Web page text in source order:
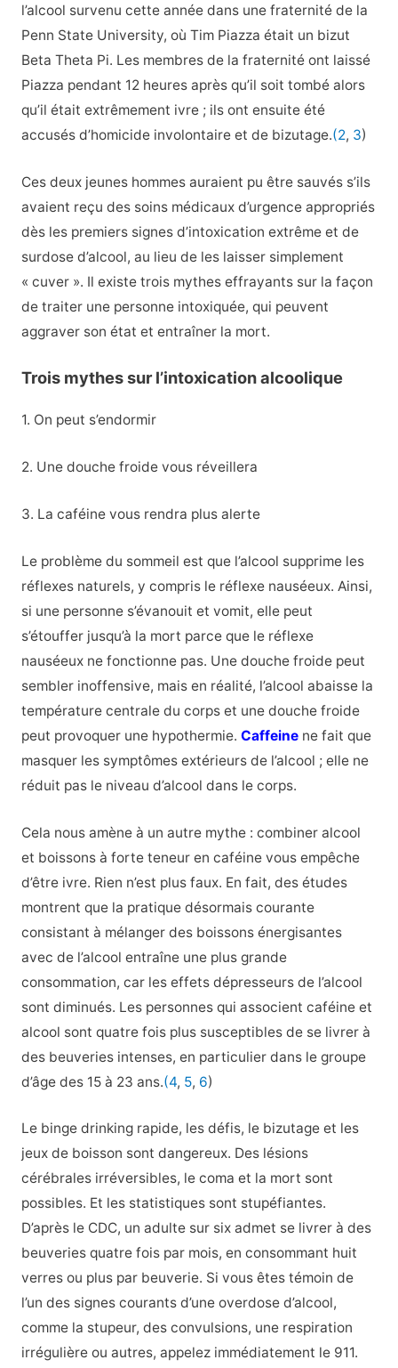
l’alcool survenu cette année dans une fraternité de la
Penn State University, où Tim Piazza était un bizut
Beta Theta Pi. Les membres de la fraternité ont laissé
Piazza pendant 12 heures après qu’il soit tombé alors
qu’il était extrêmement ivre ; ils ont ensuite été
accusés d’homicide involontaire et de bizutage.(2, 3)
Ces deux jeunes hommes auraient pu être sauvés s’ils
avaient reçu des soins médicaux d’urgence appropriés
dès les premiers signes d’intoxication extrême et de
surdose d’alcool, au lieu de les laisser simplement
« cuver ». Il existe trois mythes effrayants sur la façon
de traiter une personne intoxiquée, qui peuvent
aggraver son état et entraîner la mort.
Trois mythes sur l’intoxication alcoolique
1. On peut s’endormir
2. Une douche froide vous réveillera
3. La caféine vous rendra plus alerte
Le problème du sommeil est que l’alcool supprime les
réflexes naturels, y compris le réflexe nauséeux. Ainsi,
si une personne s’évanouit et vomit, elle peut
s’étouffer jusqu’à la mort parce que le réflexe
nauséeux ne fonctionne pas. Une douche froide peut
sembler inoffensive, mais en réalité, l’alcool abaisse la
température centrale du corps et une douche froide
peut provoquer une hypothermie. Caffeinene fait que
masquer les symptômes extérieurs de l’alcool ; elle ne
réduit pas le niveau d’alcool dans le corps.
Cela nous amène à un autre mythe : combiner alcool
et boissons à forte teneur en caféine vous empêche
d’être ivre. Rien n’est plus faux. En fait, des études
montrent que la pratique désormais courante
consistant à mélanger des boissons énergisantes
avec de l’alcool entraîne une plus grande
consommation, car les effets dépresseurs de l’alcool
sont diminués. Les personnes qui associent caféine et
alcool sont quatre fois plus susceptibles de se livrer à
des beuveries intenses, en particulier dans le groupe
d’âge des 15 à 23 ans.(4, 5, 6)
Le binge drinking rapide, les défis, le bizutage et les
jeux de boisson sont dangereux. Des lésions
cérébrales irréversibles, le coma et la mort sont
possibles. Et les statistiques sont stupéfiantes.
D’après le CDC, un adulte sur six admet se livrer à des
beuveries quatre fois par mois, en consommant huit
verres ou plus par beuverie. Si vous êtes témoin de
l’un des signes courants d’une overdose d’alcool,
comme la stupeur, des convulsions, une respiration
irrégulière ou autres, appelez immédiatement le 911.